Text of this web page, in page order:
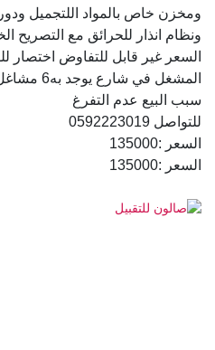
ومخزن خاص بالمواد اللتجميل
ونظام انذار للحرائق مع التصريح
السعر غير قابل للتفاوض اختصار
المشغل في شارع يوجد به6 مشاغل
سبب البيع عدم التفرغ
للتواصل 0592223019
السعر :135000
السعر :135000